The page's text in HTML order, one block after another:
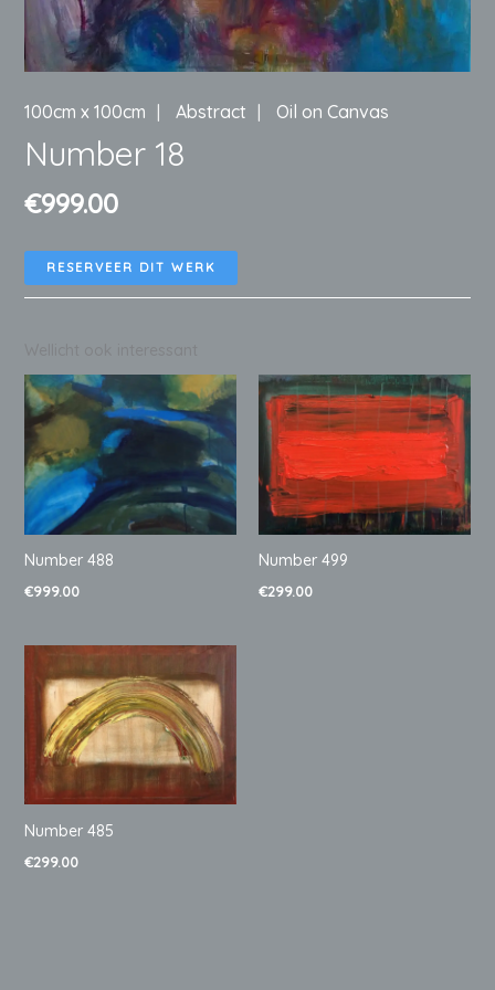
100cm x 100cm Abstract Oil on Canvas
Number 18
€999.00
RESERVEER DIT WERK
Number 488
€999.00
Number 499
€299.00
Number 485
€299.00